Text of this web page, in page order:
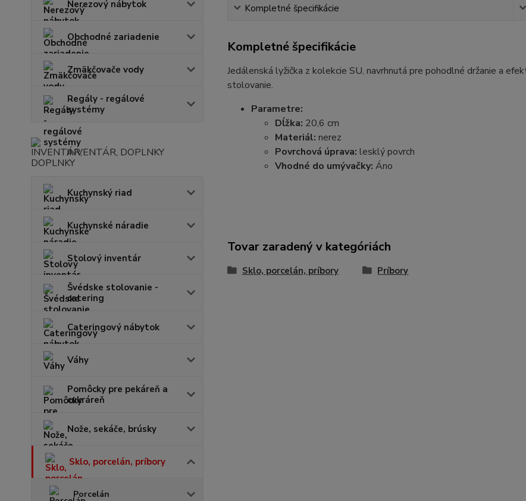
Nerezový nábytok
Obchodné zariadenie
Zmäkčovače vody
Regály - regálové
systémy
INVENTÁR, DOPLNKY
Kuchynský riad
Kuchynské náradie
Stolový inventár
Švédske stolovanie -
catering
Cateringový nábytok
Váhy
Pomôcky pre pekáreň a
cukráreň
Nože, sekáče, brúsky
Sklo, porcelán, príbory
Porcelán
Kompletné špecifikácie
Kompletné špecifikácie
Jedálenská lyžička z kolekcie SU, navrhnutá pre pohodlné držanie a
stolovanie.
Parametre:
Dĺžka: 20,6 cm
Materiál: nerez
Povrchová úprava: lesklý povrch
Vhodné do umývačky: Áno
Tovar zaradený v kategóriách
Sklo, porcelán, príbory Príbory